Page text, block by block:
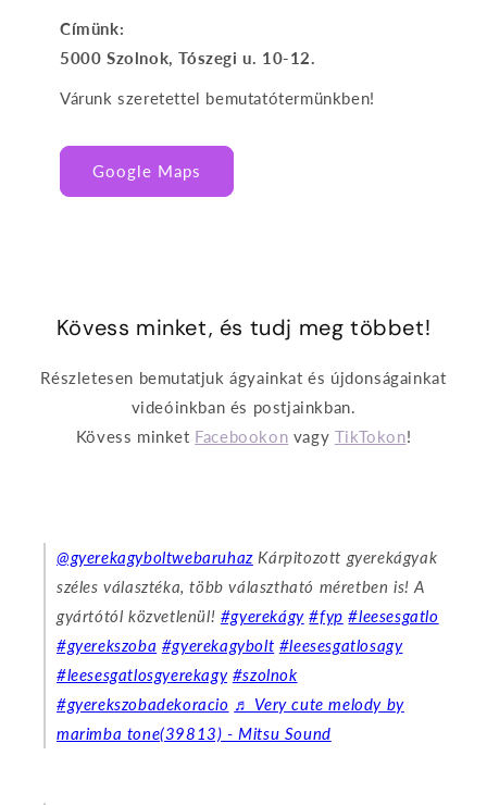
Címünk:
5000 Szolnok, Tószegi u. 10-12.
Várunk szeretettel bemutatótermünkben!
Google Maps
Kövess minket, és tudj meg többet!
Részletesen bemutatjuk ágyainkat és újdonságainkat
videóinkban és postjainkban.
Kövess minket Facebookon vagy TikTokon!
@gyerekagyboltwebaruhazKárpitozott gyerekágyak
széles választéka, több választható méretben is! A
gyártótól közvetlenül! #gyerekágy #fyp #leesesgatlo
#gyerekszoba #gyerekagybolt #leesesgatlosagy
#leesesgatlosgyerekagy #szolnok
#gyerekszobadekoracio ♬ Very cute melody by
marimba tone(39813) - Mitsu Sound